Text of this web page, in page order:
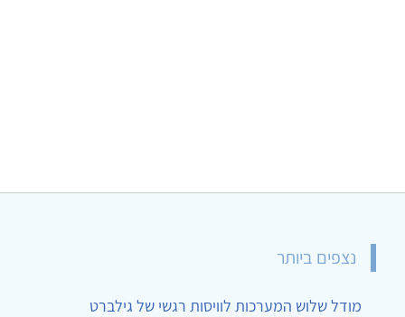
נצפים ביותר
מודל שלוש המערכות לוויסות רגשי של גילברט